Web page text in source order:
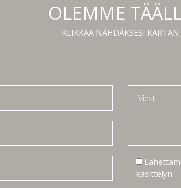
OLEMME
KLIKKAA NÄHDÄKSESI KARTAN
käsittelyn.